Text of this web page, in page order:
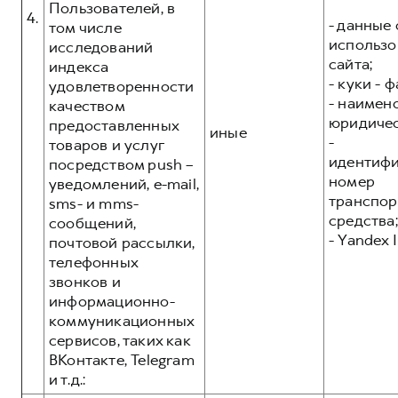
4. Пользователей, в
том числе
исследований
индекса
удовлетворенности
качеством
предоставленных
товаров и услуг
посредством push –
уведомлений, e-mail,
sms- и mms-
сообщений,
почтовой рассылки,
телефонных
звонков и
информационно-
коммуникационных
сервисов, таких как
ВКонтакте, Telegram
и т.д.:
иные
- данные
сайта;
- куки -
-
-
номер
средства;
- Yandex